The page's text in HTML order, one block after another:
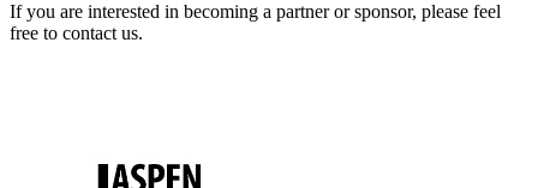
If you are interested in becoming a partner or sponsor, please feel
free to contact us.